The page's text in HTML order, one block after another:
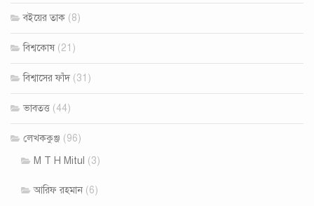
বইয়ের তাক (8)
বিশ্বকোষ(21)
বিশ্বাসের ফাঁদ(31)
ভাবতত্ত (44)
লেখককুঞ্জ (96)
M T H Mitul (3)
আরিফ রহমান (6)